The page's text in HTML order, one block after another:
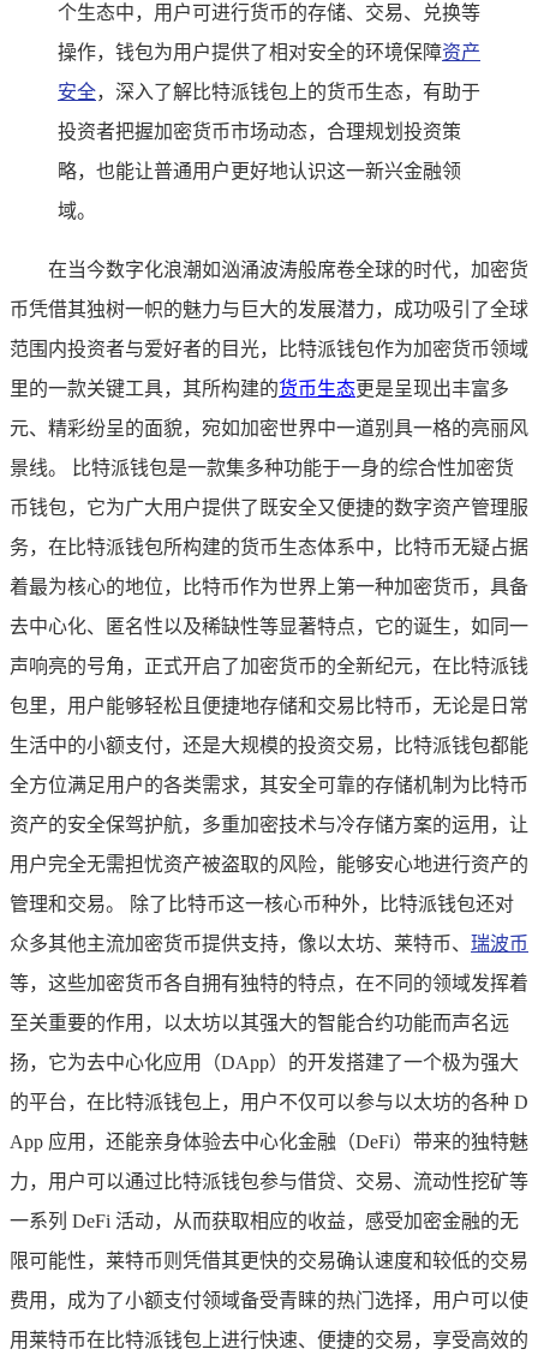
个生态中，用户可进行货币的存储、交易、兑换等
操作，钱包为用户提供了相对安全的环境保障资产
安全，深入了解比特派钱包上的货币生态，有助于
投资者把握加密货币市场动态，合理规划投资策
略，也能让普通用户更好地认识这一新兴金融领
域。
在当今数字化浪潮如汹涌波涛般席卷全球的时代，加密货
币凭借其独树一帜的魅力与巨大的发展潜力，成功吸引了全球
范围内投资者与爱好者的目光，比特派钱包作为加密货币领域
里的一款关键工具，其所构建的货币生态更是呈现出丰富多
元、精彩纷呈的面貌，宛如加密世界中一道别具一格的亮丽风
景线。 比特派钱包是一款集多种功能于一身的综合性加密货
币钱包，它为广大用户提供了既安全又便捷的数字资产管理服
务，在比特派钱包所构建的货币生态体系中，比特币无疑占据
着最为核心的地位，比特币作为世界上第一种加密货币，具备
去中心化、匿名性以及稀缺性等显著特点，它的诞生，如同一
声响亮的号角，正式开启了加密货币的全新纪元，在比特派钱
包里，用户能够轻松且便捷地存储和交易比特币，无论是日常
生活中的小额支付，还是大规模的投资交易，比特派钱包都能
全方位满足用户的各类需求，其安全可靠的存储机制为比特币
资产的安全保驾护航，多重加密技术与冷存储方案的运用，让
用户完全无需担忧资产被盗取的风险，能够安心地进行资产的
管理和交易。 除了比特币这一核心币种外，比特派钱包还对
众多其他主流加密货币提供支持，像以太坊、莱特币、 瑞波币
等，这些加密货币各自拥有独特的特点，在不同的领域发挥着
至关重要的作用，以太坊以其强大的智能合约功能而声名远
扬，它为去中心化应用（DApp）的开发搭建了一个极为强大
的平台，在比特派钱包上，用户不仅可以参与以太坊的各种 D
App 应用，还能亲身体验去中心化金融（DeFi）带来的独特魅
力，用户可以通过比特派钱包参与借贷、交易、流动性挖矿等
一系列 DeFi 活动，从而获取相应的收益，感受加密金融的无
限可能性，莱特币则凭借其更快的交易确认速度和较低的交易
费用，成为了小额支付领域备受青睐的热门选择，用户可以使
用莱特币在比特派钱包上进行快速、便捷的交易，享受高效的